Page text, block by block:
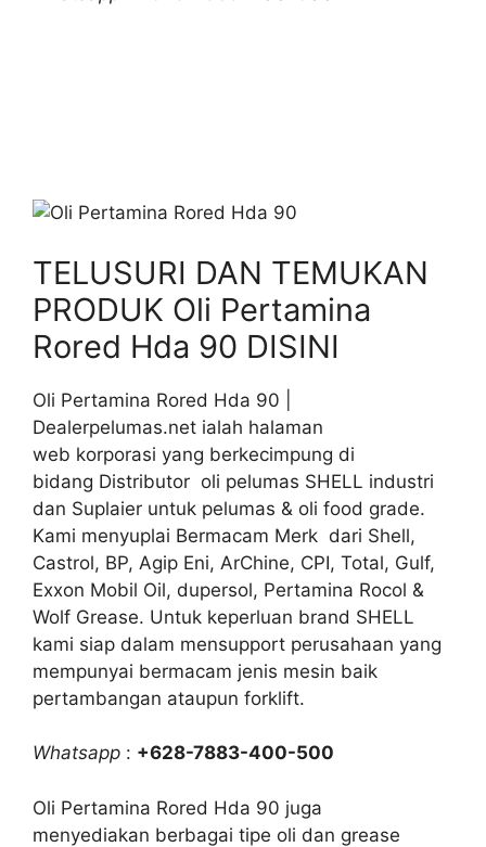
TELUSURI DAN TEMUKAN
PRODUK Oli Pertamina
Rored Hda 90 DISINI
Oli Pertamina Rored Hda 90 |
Dealerpelumas.net ialah halaman
web korporasi yang berkecimpung di
bidang Distributor oli pelumas SHELL industri
dan Suplaier untuk pelumas & oli food grade.
Kami menyuplai Bermacam Merk dari Shell,
Castrol, BP, Agip Eni, ArChine, CPI, Total, Gulf,
Exxon Mobil Oil, dupersol, Pertamina Rocol &
Wolf Grease. Untuk keperluan brand SHELL
kami siap dalam mensupport perusahaan yang
mempunyai bermacam jenis mesin baik
pertambangan ataupun forklift.
Whatsapp : +628-7883-400-500
Oli Pertamina Rored Hda 90 juga
menyediakan berbagai tipe oli dan grease